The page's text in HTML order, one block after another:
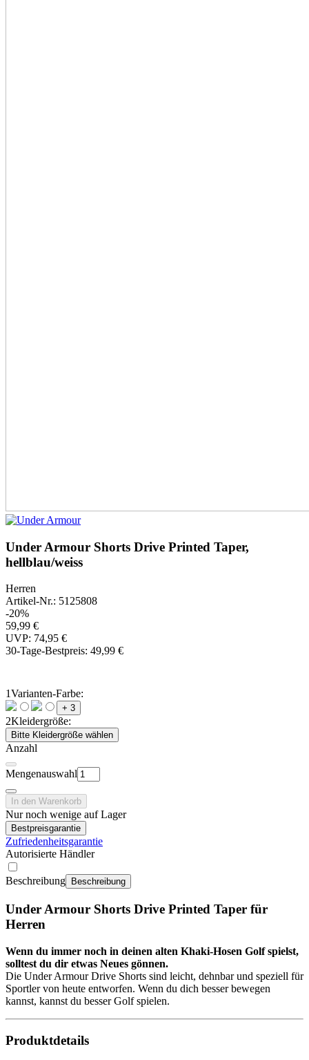
Under Armour Shorts Drive Printed Taper,
hellblau/weiss
Herren
Artikel-Nr.: 5125808
-20%
59,99 €
UVP: 74,95 €
30-Tage-Bestpreis: 49,99 €
1Varianten-Farbe:
+ 3
2Kleidergröße:
Bitte Kleidergröße wählen
Anzahl
Mengenauswahl
In den Warenkorb
Nur noch wenige auf Lager
Bestpreisgarantie
Zufriedenheitsgarantie
Autorisierte Händler
Beschreibung Beschreibung
Under Armour Shorts Drive Printed Taper für
Herren
Wenn du immer noch in deinen alten Khaki-Hosen Golf spielst,
solltest du dir etwas Neues gönnen.
Die Under Armour Drive Shorts sind leicht, dehnbar und speziell für
Sportler von heute entworfen. Wenn du dich besser bewegen
kannst, kannst du besser Golf spielen.
Produktdetails